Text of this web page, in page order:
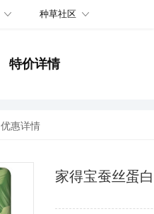
种草社区
特价详情
优惠详情
家得宝蚕丝蛋